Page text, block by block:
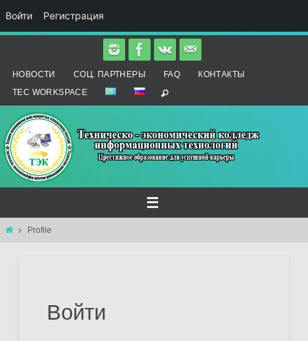
содержимому
Войти Регистрация
НОВОСТИ СОЦ. ПАРТНЕРЫ FAQ
КОНТАКТЫ
TEC WORKSPACE
Главная
Profile
Войти